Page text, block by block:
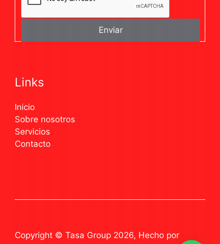
Links
Inicio
Sobre nosotros
Servicios
Contacto
Copyright © Tasa Group 2026, Hecho por